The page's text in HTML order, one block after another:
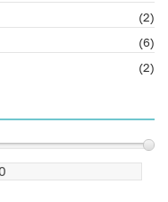
(2)
(6)
(2)